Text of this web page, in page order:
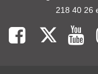
218 40 26